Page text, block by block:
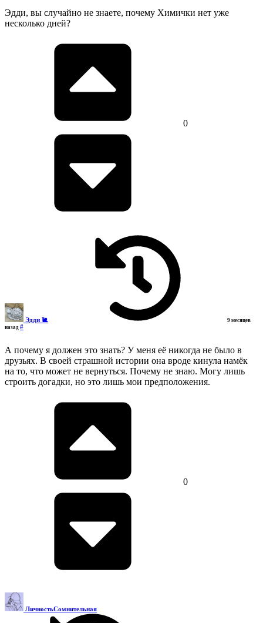
Эдди, вы случайно не знаете, почему Химички нет уже
несколько дней?
0
Эдди 🐌
9 месяцев
назад #
А почему я должен это знать? У меня её никогда не было в
друзьях. В своей страшной истории она вроде кинула намёк
на то, что может не вернуться. Почему не знаю. Могу лишь
строить догадки, но это лишь мои предположения.
0
ЛичностьСомнительная